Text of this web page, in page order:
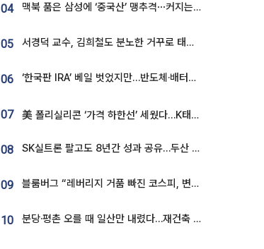
04 맥북 품은 삼성에 ‘중국산’ 맹추격⋯커지는 노트북 OLED 시장
05 서경덕 교수, 김희철도 분노한 거꾸로 태극기⋯"엉터리는 아냐, 아쉬울 뿐"
06 ‘한국판 IRA’ 베일 벗었지만…반도체·배터리 업계 “시행령이 관건”
07 美 폴리실리콘 ‘가격 하한선’ 세웠다…K태양광 수혜 기대
08 SK실트론 팔고도 8년간 성과 공유…두산 인수대금 2.3조가 끝 아냐
09 블룸버그 “레버리지 거품 빠진 코스피, 변동성 최악 국면 지났을 가능성”
10 분당·평촌 오를 때 일산만 내렸다…재건축 기대감도 ‘무색’